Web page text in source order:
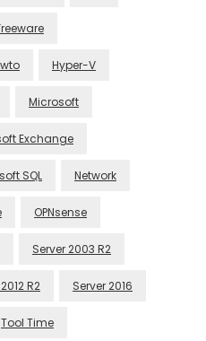
Hyper-V
Microsoft
Exchange
SQL Network
OPNsense
Server 2003 R2
R2 Server 2016
Tool Time